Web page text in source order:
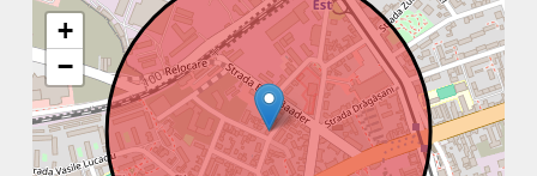
+
−